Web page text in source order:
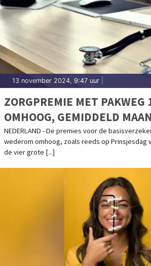
13 november 2024, 9:47 uur
ZORGPREMIE MET PAKWEG
OMHOOG, GEMIDDELD
KOMT UIT OP 156 EURO
NEDERLAND - De premies voor de
wederom omhoog, zoals reeds op Prinsjesdag
de vier grote [...]